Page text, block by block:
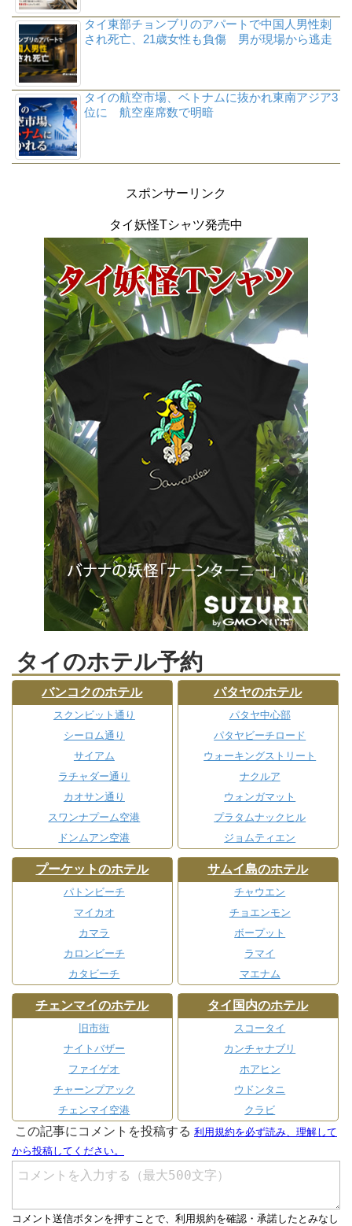
タイ東部チョンブリのアパートで中国人男性刺
され死亡、21歳女性も負傷 男が現場から逃走
タイの航空市場、ベトナムに抜かれ東南アジア3
位に 航空座席数で明暗
スポンサーリンク
タイ妖怪Tシャツ発売中
タイのホテル予約
バンコクのホテル
スクンビット通り
シーロム通り
サイアム
ラチャダー通り
カオサン通り
スワンナプーム空港
ドンムアン空港
パタヤのホテル
パタヤ中心部
パタヤビーチロード
ウォーキングストリート
ナクルア
ウォンガマット
プラタムナックヒル
ジョムティエン
プーケットのホテル
パトンビーチ
マイカオ
カマラ
カロンビーチ
カタビーチ
サムイ島のホテル
チャウエン
チョエンモン
ボープット
ラマイ
マエナム
チェンマイのホテル
旧市街
ナイトバザー
ファイゲオ
チャーンプアック
チェンマイ空港
タイ国内のホテル
スコータイ
カンチャナブリ
ホアヒン
ウドンタニ
クラビ